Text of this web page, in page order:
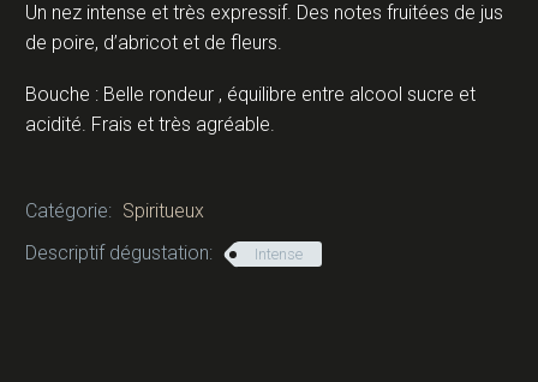
Un nez intense et très expressif. Des notes fruitées de jus
de poire, d’abricot et de fleurs.
Bouche : Belle rondeur , équilibre entre alcool sucre et
acidité. Frais et très agréable.
Catégorie: Spiritueux
Descriptif dégustation:
Intense